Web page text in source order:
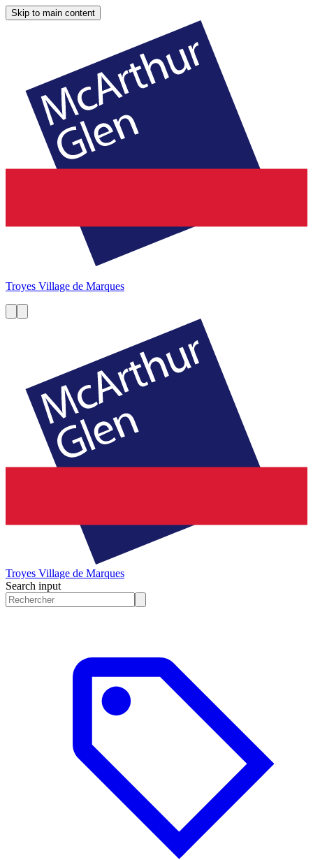
Skip to main content
Troyes Village de Marques
Troyes Village de Marques
Search input